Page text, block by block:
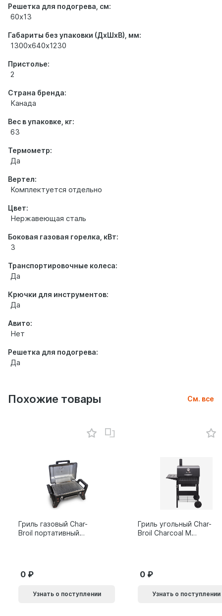
Решетка для подогрева, см:
60х13
Габариты без упаковки (ДхШхВ), мм:
1300х640х1230
Пристолье:
2
Страна бренда:
Канада
Вес в упаковке, кг:
63
Термометр:
Да
Вертел:
Комплектуется отдельно
Цвет:
Нержавеющая сталь
Боковая газовая горелка, кВт:
3
Транспортировочные колеса:
Да
Крючки для инструментов:
Да
Авито:
Нет
Решетка для подогрева:
Да
Похожие товары См. все
Гриль газовый Char-
Broil портативный
0
Узнать о поступлении
Гриль угольный Char-
Broil Charcoal M
0
Узнать о поступлении